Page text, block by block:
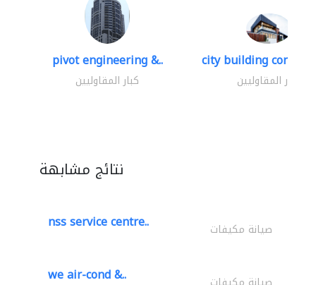
pivot engineering &..
كبار المقاوليين
city building
كبار المقاوليين
نتائج مشابهة
nss service centre.. صيانة مكيفات
we air-cond &..